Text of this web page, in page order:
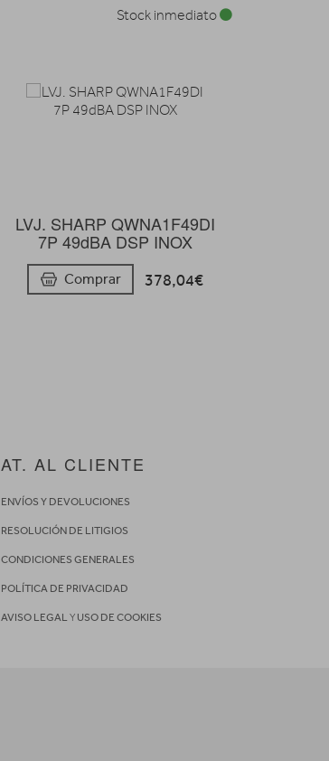
LVJ. SHARP QWNA1F49DI
7P 49dBA DSP INOX
Comprar 378,04€
Stock inmediato
AT. AL CLIENTE
ENVÍOS Y DEVOLUCIONES
RESOLUCIÓN DE LITIGIOS
CONDICIONES GENERALES
POLÍTICA DE PRIVACIDAD
AVISO LEGALY USO DE COOKIES